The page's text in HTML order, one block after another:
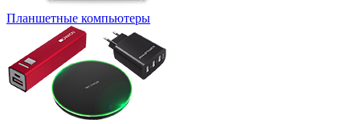
Планшетные компьютеры